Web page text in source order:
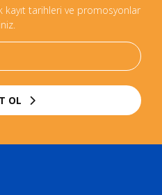
kayıt tarihleri ve promosyonlar
OL